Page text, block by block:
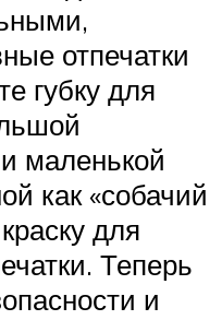
отпечатки
губку для
маленькой
как «собачий
для
Теперь
и